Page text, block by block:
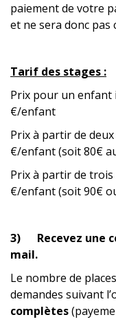
paiement de votre
et ne sera donc pas
Tarif des stages :
Prix pour
€/enfant
Prix à partir de
€/enfant (soit 80€
Prix à partir de
€/enfant (soit 90€
3) Recevez une
mail.
Le nombre de
demandes suivant
complètes